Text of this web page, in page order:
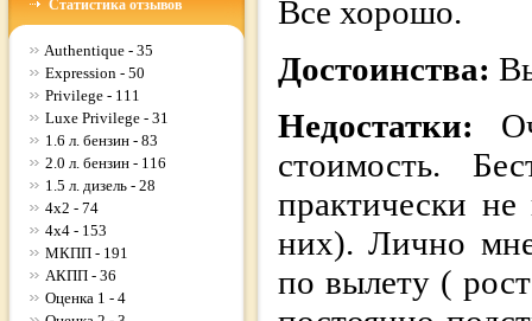
Статистика отзывов
Authentique - 35
Expression - 50
Privilege - 111
Luxe Privilege - 31
1.6 л. бензин - 83
2.0 л. бензин - 116
1.5 л. дизель - 28
4x2 - 74
4x4 - 153
МКПП - 191
АКПП - 36
Оценка 1 - 4
Все хорошо.
Достоинства:
Недостатки:
стоимость.
практически
них). Лично мне
по вылету (